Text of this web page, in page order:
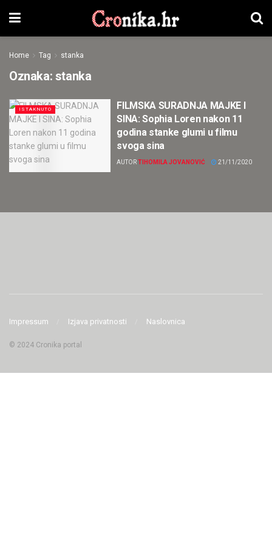
Home Tag stanka
Oznaka: stanka
ISTAKNUTO
FILMSKA SURADNJA MAJKE I
SINA: Sophia Loren nakon 11
godina stanke glumi u filmu
svoga sina
AUTORTIHOMILA JOVANOVIĆ 21/11/2020
Impressum Izjava privatnosti Naslovnica
© 2024 Cronika portal